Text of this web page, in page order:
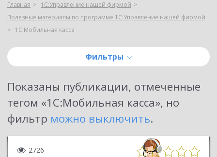
Главная
1С:Управление нашей фирмой
Полезные материалы по программе 1С:Управление нашей фирмой
1С:Мобильная касса
Фильтры
Показаны публикации, отмеченные
тегом «1С:Мобильная касса», но
фильтр можно выключить.
2726